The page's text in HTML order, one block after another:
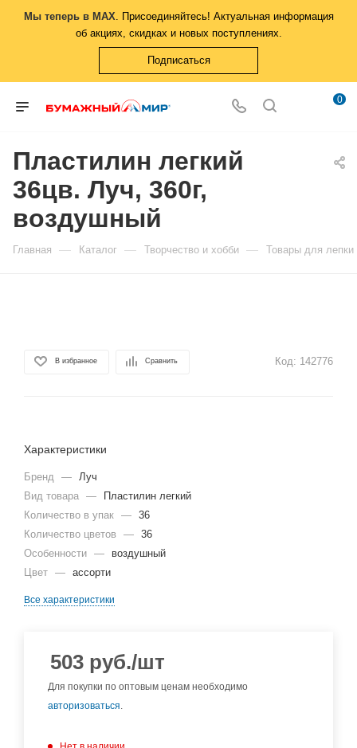
Мы теперь в MAX. Присоединяйтесь! Актуальная информация
об акциях, скидках и новых поступлениях.
Подписаться
0
Пластилин легкий
36цв. Луч, 360г,
воздушный
Главная — Каталог — Творчество и хобби — Товары для лепки
В избранное Сравнить Код: 142776
Характеристики
Бренд — Луч
Вид товара —
Пластилин легкий
Количество в упак — 36
Количество цветов
— 36
Особенности —
воздушный
Цвет — ассорти
Все характеристики
503 руб./шт
Для покупки по оптовым ценам необходимо
авторизоваться.